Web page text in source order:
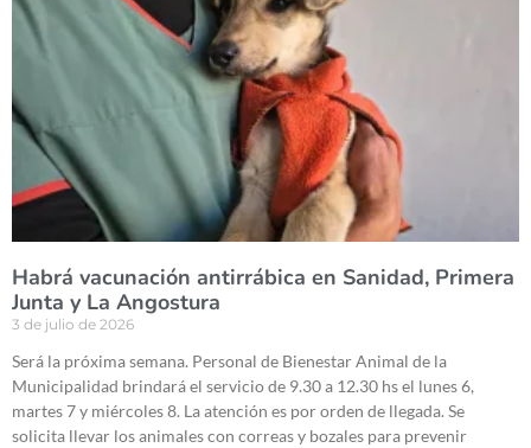
Habrá vacunación antirrábica en Sanidad, Primera
Junta y La Angostura
3 de julio de 2026
Será la próxima semana. Personal de Bienestar Animal de la
Municipalidad brindará el servicio de 9.30 a 12.30 hs el lunes 6,
martes 7 y miércoles 8. La atención es por orden de llegada. Se
solicita llevar los animales con correas y bozales para prevenir